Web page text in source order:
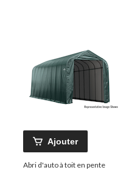
Ajouter
Abri d'auto à toit en pente